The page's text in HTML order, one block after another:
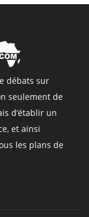
débats sur
seulement de
d’établir un
et ainsi
les plans de